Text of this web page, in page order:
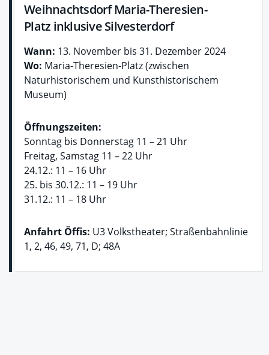
Weihnachtsdorf Maria-Theresien-
Platz inklusive Silvesterdorf
Wann: 13. November bis 31. Dezember 2024
Wo: Maria-Theresien-Platz (zwischen
Naturhistorischem und Kunsthistorischem
Museum)
Öffnungszeiten:
Sonntag bis Donnerstag 11 – 21 Uhr
Freitag, Samstag 11 – 22 Uhr
24.12.: 11 – 16 Uhr
25. bis 30.12.: 11 – 19 Uhr
31.12.: 11 – 18 Uhr
Anfahrt Öffis: U3 Volkstheater; Straßenbahnlinie
1, 2, 46, 49, 71, D; 48A